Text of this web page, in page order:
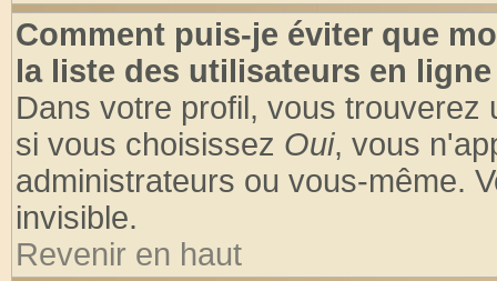
Comment puis-je éviter que
la liste des utilisateurs en
Dans votre profil, vous trouverez
si vous choisissez Oui, vous
administrateurs ou vous-même.
invisible.
Revenir en haut